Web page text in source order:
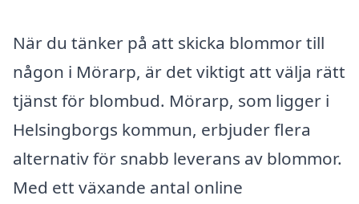
När du tänker på att skicka blommor till
någon i Mörarp, är det viktigt att välja rätt
tjänst för blombud. Mörarp, som ligger i
Helsingborgs kommun, erbjuder flera
alternativ för snabb leverans av blommor.
Med ett växande antal online